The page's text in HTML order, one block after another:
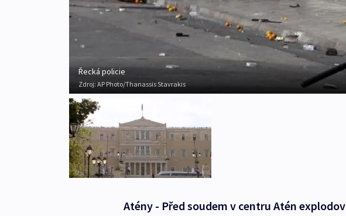
Řecká policie
Zdroj: AP Photo/Thanassis Stavrakis
Atény - Před soudem v centru Atén